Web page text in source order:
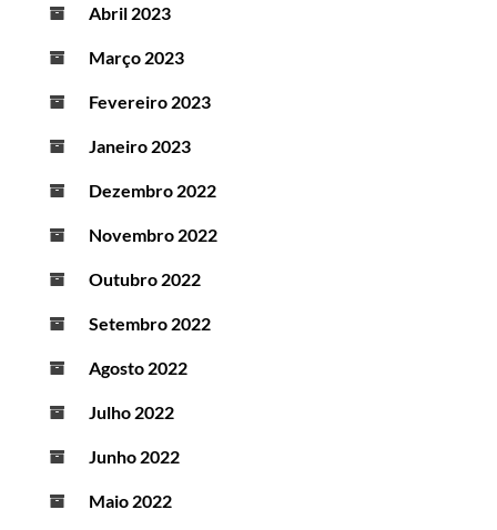
Abril 2023
Março 2023
Fevereiro 2023
Janeiro 2023
Dezembro 2022
Novembro 2022
Outubro 2022
Setembro 2022
Agosto 2022
Julho 2022
Junho 2022
Maio 2022